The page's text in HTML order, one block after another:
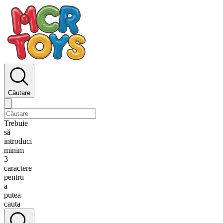
Căutare
Trebuie
să
introduci
minim
3
caractere
pentru
a
putea
cauta